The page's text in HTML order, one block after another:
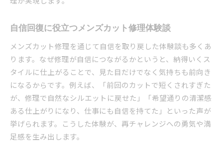
メンズカット修理で失敗をリカバーする秘訣
希望通りに仕上げるメンズカット修理の伝え方
髪型リメイクに役立つメンズカット修理技術
満足度の高いメンズカット修理の極意を解説
再修正を防ぐためのメンズカット修理ポイント
失敗をリカバーするためのメンズカット修理アドバ
イス
メンズカット修理で印象を劇的に改善するコツ
トラブル時に頼れるメンズカット修理の選び方
自信回復に役立つメンズカット修理体験談
メンズカット修理を通じて自信を取り戻した体験談も多くあ
ります。なぜ修理が自信につながるかというと、納得いくス
タイルに仕上がることで、見た目だけでなく気持ちも前向き
になるからです。例えば、「前回のカットで短くされすぎた
が、修理で自然なシルエットに戻せた」「希望通りの清潔感
ある仕上がりになり、仕事にも自信を持てた」といった声が
挙げられます。こうした体験が、再チャレンジへの勇気や満
足感を生み出します。